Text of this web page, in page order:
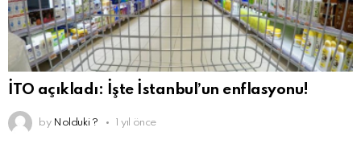
İTO açıkladı: İşte İstanbul’un enflasyonu!
by Nolduki ? 1 yıl önce